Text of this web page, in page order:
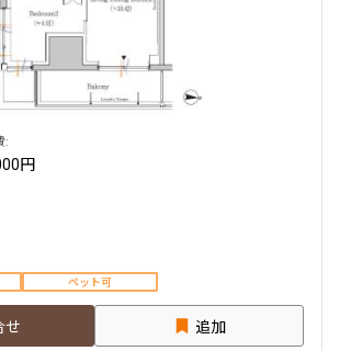
:
円
ペット可
せ 追加